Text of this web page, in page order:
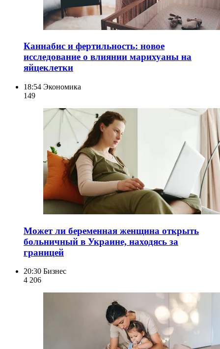
Каннабис и фертильность: новое
исследование о влиянии марихуаны на
яйцеклетки
18:54 Экономика
149
Может ли беременная женщина открыть
больничный в Украине, находясь за
границей
20:30 Бизнес
4 206